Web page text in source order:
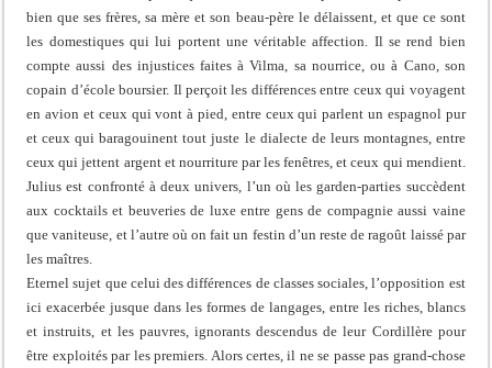
bien que ses frères, sa mère et son beau-père le délaissent, et que ce sont
les domestiques qui lui portent une véritable affection. Il se rend bien
compte aussi des injustices faites à Vilma, sa nourrice, ou à Cano, son
copain d’école boursier. Il perçoit les différences entre ceux qui voyagent
en avion et ceux qui vont à pied, entre ceux qui parlent un espagnol pur
et ceux qui baragouinent tout juste le dialecte de leurs montagnes, entre
ceux qui jettent argent et nourriture par les fenêtres, et ceux qui mendient.
Julius est confronté à deux univers, l’un où les garden-parties succèdent
aux cocktails et beuveries de luxe entre gens de compagnie aussi vaine
que vaniteuse, et l’autre où on fait un festin d’un reste de ragoût laissé par
les maîtres.
Eternel sujet que celui des différences de classes sociales, l’opposition est
ici exacerbée jusque dans les formes de langages, entre les riches, blancs
et instruits, et les pauvres, ignorants descendus de leur Cordillère pour
être exploités par les premiers. Alors certes, il ne se passe pas grand-chose